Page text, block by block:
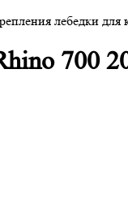
лебедки для
700